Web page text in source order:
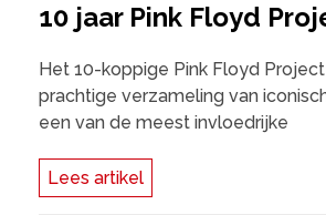
10 jaar Pink Floyd
Het 10-koppige Pink Floyd
prachtige verzameling van
een van de meest invloedrijke
Lees artikel